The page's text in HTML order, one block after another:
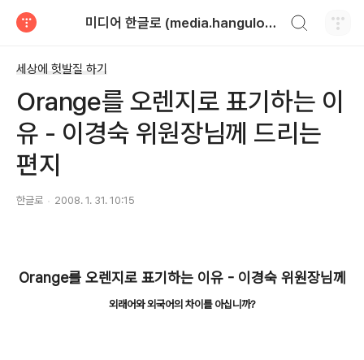
미디어 한글로 (media.hangulo.net)
세상에 헛발질 하기
Orange를 오렌지로 표기하는 이
유 - 이경숙 위원장님께 드리는
편지
한글로 2008. 1. 31. 10:15
Orange를 오렌지로 표기하는 이유 - 이경숙 위원장님께
외래어와 외국어의 차이를 아십니까?